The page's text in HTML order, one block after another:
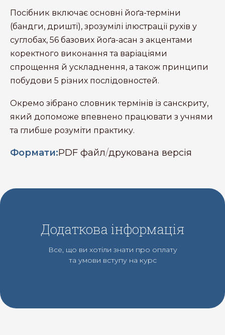
Посібник включає основні йоґа-терміни
(бандги, дришті), зрозумілі ілюстрації рухів у
суглобах, 56 базових йоґа-асан з акцентами
коректного виконання та варіаціями
спрощення й ускладнення, а також принципи
побудови 5 різних послідовностей.
Окремо зібрано словник термінів із санскриту,
який допоможе впевнено працювати з учнями
та глибше розуміти практику.
Формати:PDF файл/друкована версія
Додаткова інформація
Все, що ви хотіли знати про оплату
та умови вступу на курс